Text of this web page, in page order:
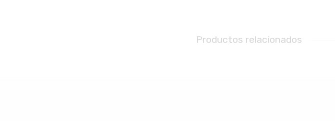
Productos relacionados